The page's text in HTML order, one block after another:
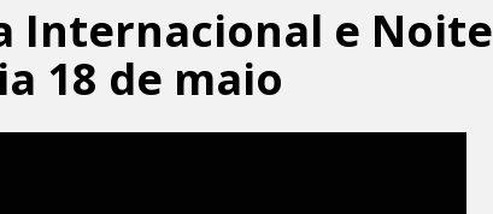
Internacional e Noite
18 de maio